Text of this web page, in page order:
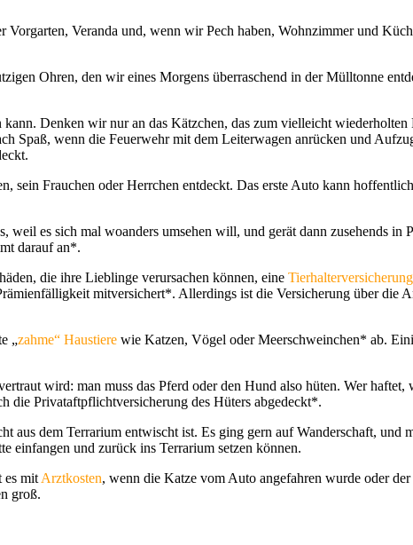
Veranda und, wenn wir Pech haben, Wohnzimmer und
Ohren, den wir eines Morgens überraschend in der Mülltonne
kann. Denken wir nur an das Kätzchen, das zum vielleicht
Spaß, wenn die Feuerwehr mit dem Leiterwagen anrücken und
sein Frauchen oder Herrchen entdeckt. Das erste Auto kann
es sich mal woanders umsehen will, und gerät dann zusehends
darauf an*.
die ihre Lieblinge verursachen können, eine Tierhalterversicherung
mitversichert*. Allerdings ist die Versicherung über die
„zahme“ Haustiere wie Katzen, Vögel oder Meerschweinchen* ab.
wird: man muss das Pferd oder den Hund also hüten. Wer
die Privataftpflichtversicherung des Hüters abgedeckt*.
aus dem Terrarium entwischt ist. Es ging gern auf Wanderschaft, und
einfangen und zurück ins Terrarium setzen können.
es mit Arztkosten, wenn die Katze vom Auto angefahren wurde oder
groß.